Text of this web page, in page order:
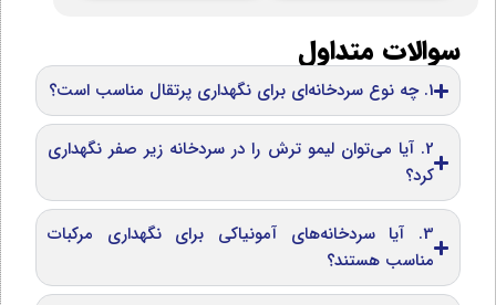
سوالات متداول
1. چه نوع سردخانه‌ای برای نگهداری پرتقال مناسب است؟
2. آیا می‌توان لیمو ترش را در سردخانه زیر صفر نگهداری
کرد؟
3. آیا سردخانه‌های آمونیاکی برای نگهداری مرکبات
مناسب هستند؟